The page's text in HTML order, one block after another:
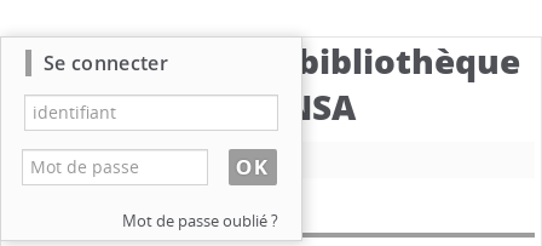
Catalogue de la bibliothèque
du CBNSA
Nouvelle recherche
Résultat de la recherche
Se connecter
Mot de passe oublié ?